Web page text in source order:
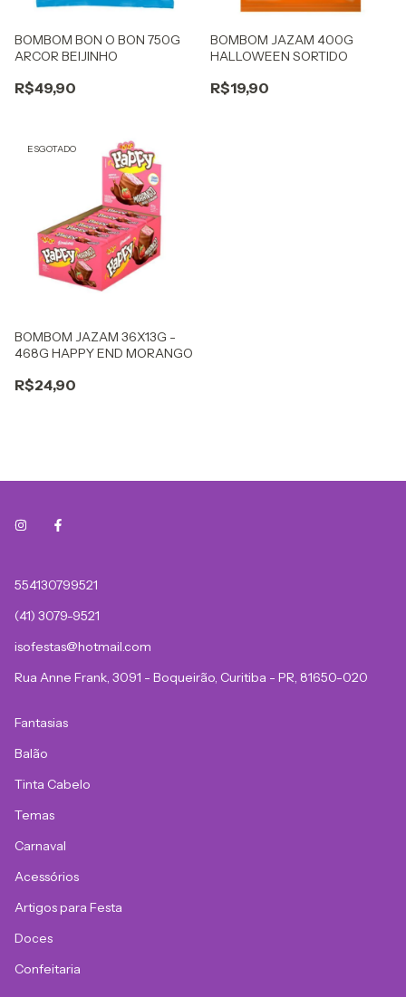
BOMBOM BON O BON 750G
ARCOR BEIJINHO
R$49,90
BOMBOM JAZAM 400G
HALLOWEEN SORTIDO
R$19,90
ESGOTADO
BOMBOM JAZAM 36X13G -
468G HAPPY END MORANGO
R$24,90
554130799521
(41) 3079-9521
isofestas@hotmail.com
Rua Anne Frank, 3091 - Boqueirão, Curitiba - PR, 81650-020
Fantasias
Balão
Tinta Cabelo
Temas
Carnaval
Acessórios
Artigos para Festa
Doces
Confeitaria